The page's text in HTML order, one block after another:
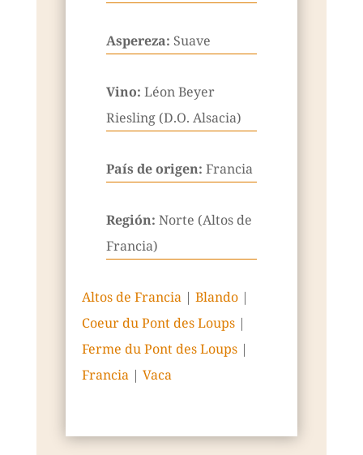
Aspereza: Suave
Vino: Léon Beyer
Riesling (D.O. Alsacia)
País de origen: Francia
Región: Norte (Altos de
Francia)
Altos de Francia| Blando|
Coeur du Pont des Loups|
Ferme du Pont des Loups|
Francia| Vaca